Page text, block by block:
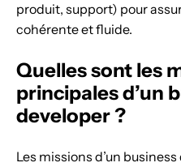
produit, support) pour
cohérente et fluide.
Quelles sont les
principales d’un
developer ?
Les missions d’un